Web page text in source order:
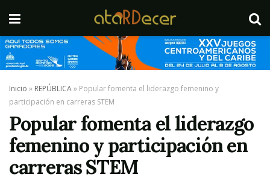
Inicio » REPÚBLICA» Popular fomenta el liderazgo femenino y
participación en carreras STEM
Popular fomenta el liderazgo
femenino y participación en
carreras STEM